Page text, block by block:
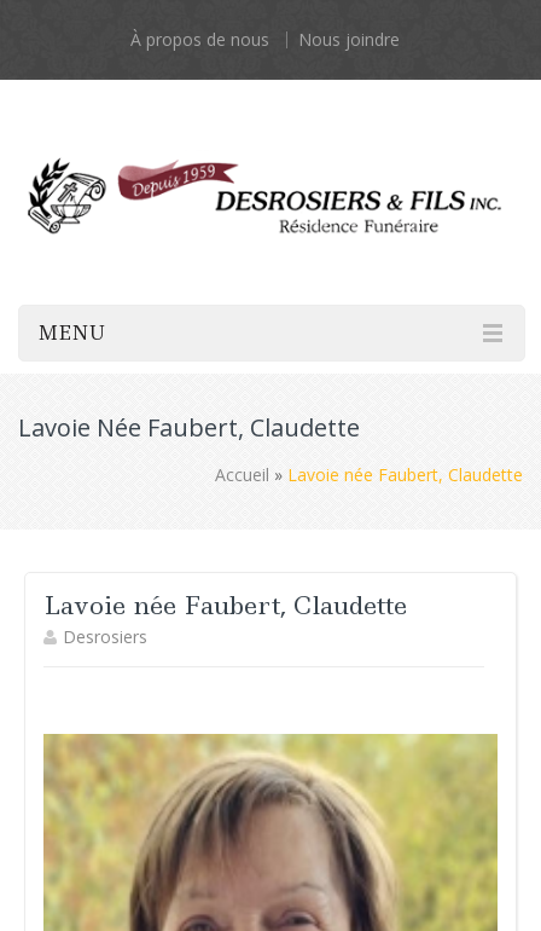
À propos de nous Nous joindre
MENU
Lavoie Née Faubert, Claudette
Accueil » Lavoie née Faubert, Claudette
Lavoie née Faubert, Claudette
Desrosiers